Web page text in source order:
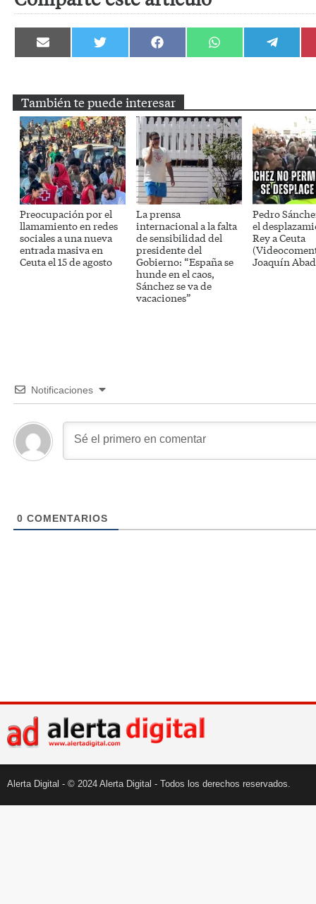
Compartir
en
Compartir
en
Compartir
en
Compartir
en
Compartir
en
También te puede interesar
Preocupación por el
llamamiento en redes
sociales a una nueva
entrada masiva en
Ceuta el 15 de agosto
La prensa
internacional a la falta
de sensibilidad del
presidente del
Gobierno: “España se
hunde en el caos,
Sánchez se va de
vacaciones”
Pedro
el
Rey a Ceuta
Joaquín
Notificaciones
0 COMENTARIOS
Alerta Digital - © 2024 Alerta Digital - Todos los derechos reservados.